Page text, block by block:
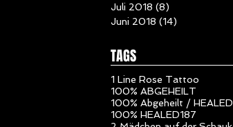
Juli 2018 (8)
Juni 2018 (14)
TAGS
1 Line Rose Tattoo
100% ABGEHEILT
100% Abgeheilt / HEALED
100% HEALED187